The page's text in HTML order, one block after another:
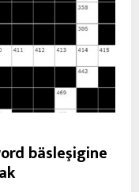
bäsleşigine